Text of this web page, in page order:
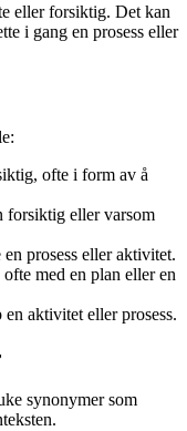
eller forsiktig. Det kan
i gang en prosess eller
ofte i form av å
forsiktig eller varsom
prosess eller aktivitet.
med en plan eller en
aktivitet eller prosess.
synonymer som